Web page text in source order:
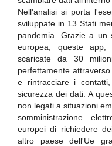
Nell'analisi si porta
sviluppate in 13 Stati
pandemia. Grazie a un
europea, queste
scaricate da 30
perfettamente
e rintracciare i
sicurezza dei dati. A
non legati a situazioni
somministrazione
europei di richiedere
altro paese dell'Ue